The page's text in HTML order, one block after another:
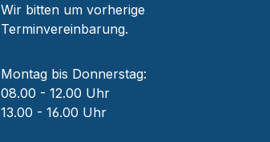
Wir bitten um vorherige
Terminvereinbarung.
Montag bis Donnerstag:
08.00 - 12.00 Uhr
13.00 - 16.00 Uhr